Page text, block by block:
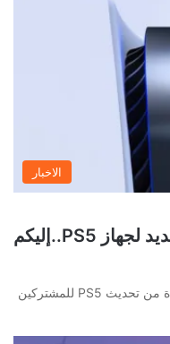
الاخبار
سوني تطلق تحديث تجريبي جديد لجهاز PS5..إليكم
أعلنت سوني عن إتاحة نسخة تجريبية جديدة من تحديث PS5 للمشتركين